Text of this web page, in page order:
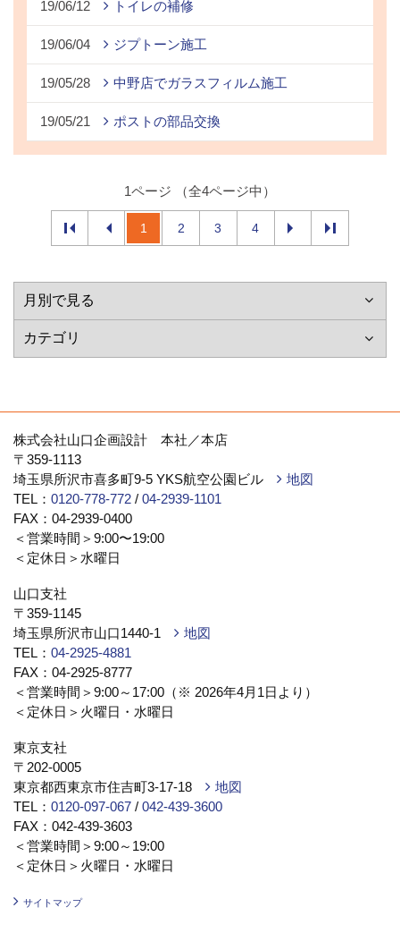
19/06/12 トイレの補修
19/06/04 ジプトーン施工
19/05/28 中野店でガラスフィルム施工
19/05/21 ポストの部品交換
1ページ （全4ページ中）
1 2 3 4
株式会社山口企画設計 本社／本店
〒359-1113
埼玉県所沢市喜多町9-5 YKS航空公園ビル
地図
TEL： 0120-778-772 / 04-2939-1101
FAX：04-2939-0400
＜営業時間＞9:00〜19:00
＜定休日＞水曜日
山口支社
〒359-1145
埼玉県所沢市山口1440-1
地図
TEL： 04-2925-4881
FAX：04-2925-8777
＜営業時間＞9:00～17:00（※ 2026年4月1日より）
＜定休日＞火曜日・水曜日
東京支社
〒202-0005
東京都西東京市住吉町3-17-18
地図
TEL： 0120-097-067 / 042-439-3600
FAX：042-439-3603
＜営業時間＞9:00～19:00
＜定休日＞火曜日・水曜日
サイトマップ